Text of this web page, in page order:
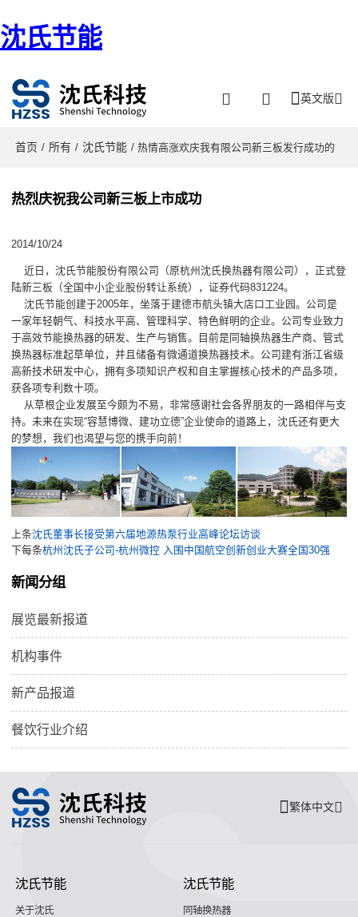
沈氏节能
英文版
首页 / 所有 / 沈氏节能 / 热情高涨欢庆我有限公司新三板发行成功的
热烈庆祝我公司新三板上市成功
2014/10/24
近日，沈氏节能股份有限公司（原杭州沈氏换热器有限公司），正式登
陆新三板（全国中小企业股份转让系统），证券代码831224。
沈氏节能创建于2005年，坐落于建德市航头镇大店口工业园。公司是
一家年轻朝气、科技水平高、管理科学、特色鲜明的企业。公司专业致力
于高效节能换热器的研发、生产与销售。目前是同轴换热器生产商、管式
换热器标准起草单位，并且储备有微通道换热器技术。公司建有浙江省级
高新技术研发中心，拥有多项知识产权和自主掌握核心技术的产品多项，
获各项专利数十项。
从草根企业发展至今颇为不易，非常感谢社会各界朋友的一路相伴与支
持。未来在实现“容慧博微、建功立德”企业使命的道路上，沈氏还有更大
的梦想，我们也渴望与您的携手向前！
上条沈氏董事长接受第六届地源热泵行业高峰论坛访谈
下每条杭州沈氏子公司-杭州微控 入围中国航空创新创业大赛全国30强
新闻分组
展览最新报道
机构事件
新产品报道
餐饮行业介绍
繁体中文
沈氏节能
关于沈氏
沈氏节能
同轴换热器